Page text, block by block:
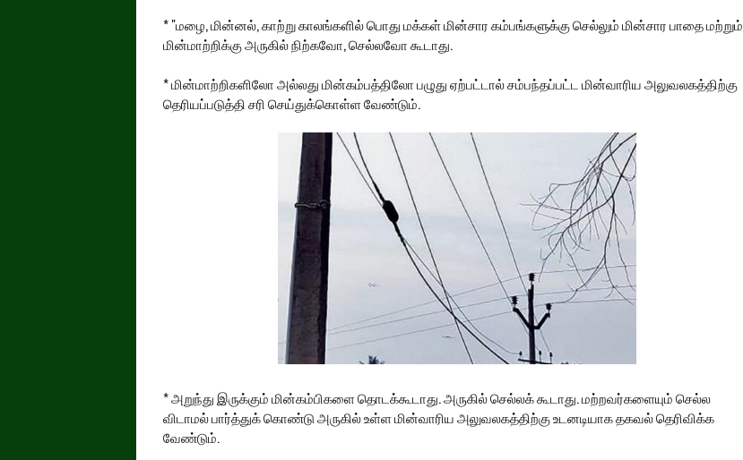
* "மழை, மின்னல், காற்று காலங்களில் பொது மக்கள் மின்சார கம்பங்களுக்கு செல்லும் மின்சார பாதை மற்றும்
மின்மாற்றிக்கு அருகில் நிற்கவோ, செல்லவோ கூடாது.
* மின்மாற்றிகளிலோ அல்லது மின்கம்பத்திலோ பழுது ஏற்பட்டால் சம்பந்தப்பட்ட மின்வாரிய அலுவலகத்திற்கு
தெரியப்படுத்தி சரி செய்துக்கொள்ள வேண்டும்.
* அறுந்து இருக்கும் மின்கம்பிகளை தொடக்கூடாது. அருகில் செல்லக் கூடாது. மற்றவர்களையும் செல்ல
விடாமல் பார்த்துக் கொண்டு அருகில் உள்ள மின்வாரிய அலுவலகத்திற்கு உடனடியாக தகவல் தெரிவிக்க
வேண்டும்.